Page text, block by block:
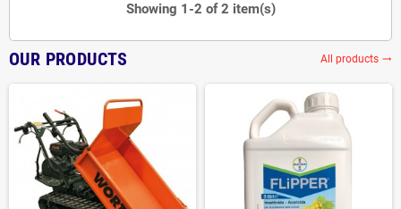
Showing 1-2 of 2 item(s)
OUR PRODUCTS All products trending_flat